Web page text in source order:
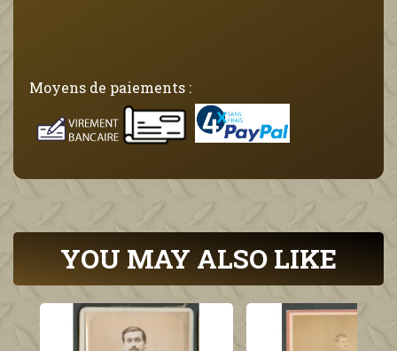
Moyens de paiements :
YOU MAY ALSO LIKE